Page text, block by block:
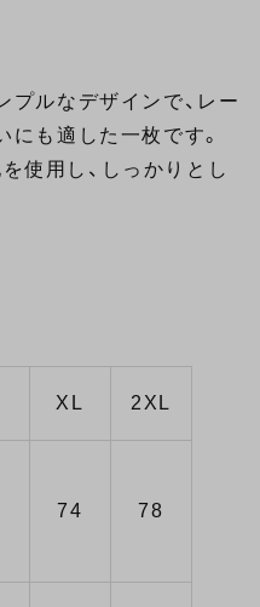
プルなデザインで、レー
も適した一枚です。
使用し、しっかりとし
XL 2XL
74 78